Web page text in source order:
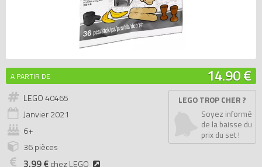
A PARTIR DE 14.90 €
LEGO 40465
Janvier2021
6+
36 pièces
3.99 €chez LEGO
LEGO TROP CHER ?
Soyez informé
de la baisse du
prix du set !